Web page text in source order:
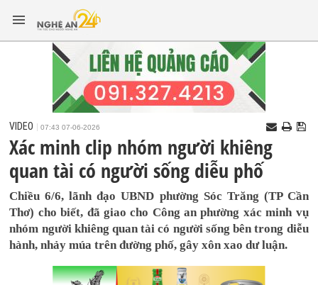
VIDEO 07:43 07-06-2026
Xác minh clip nhóm người khiêng
quan tài có người sống diễu phố
Chiều 6/6, lãnh đạo UBND phường Sóc Trăng (TP Cần
Thơ) cho biết, đã giao cho Công an phường xác minh vụ
nhóm người khiêng quan tài có người sống bên trong diễu
hành, nhảy múa trên đường phố, gây xôn xao dư luận.